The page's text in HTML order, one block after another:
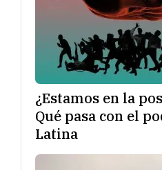
¿Estamos en la
Qué pasa con el
Latina